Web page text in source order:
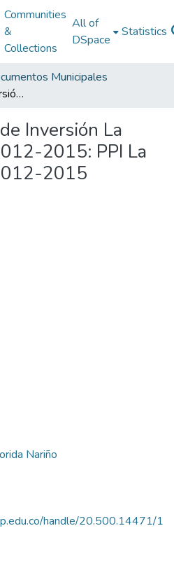
Communities
&
Collections
All of
DSpace
Statistics
Municipales
Plan Plurianual de Inversión La Florida Nariño 2012-2015: PPI La Florida Nariño 2012-2015
Inversión La
2015: PPI La
2015
Nariño
handle/20.500.14471/1